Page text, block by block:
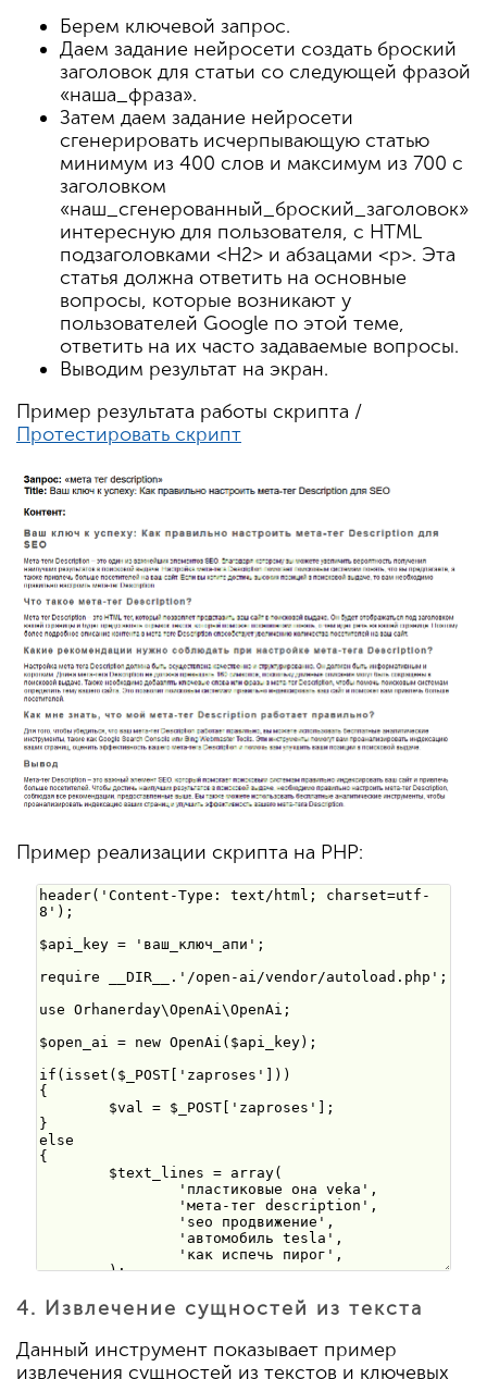
Берем ключевой запрос.
Даем задание нейросети создать броский
заголовок для статьи со следующей фразой
«наша_фраза».
Затем даем задание нейросети
сгенерировать исчерпывающую статью
минимум из 400 слов и максимум из 700 с
заголовком
«наш_сгенерованный_броский_заголовок»
интересную для пользователя, с HTML
подзаголовками <H2> и абзацами <p>. Эта
статья должна ответить на основные
вопросы, которые возникают у
пользователей Google по этой теме,
ответить на их часто задаваемые вопросы.
Выводим результат на экран.
Пример результата работы скрипта /
Протестировать скрипт
Пример реализации скрипта на PHP:
4. Извлечение сущностей из текста
Данный инструмент показывает пример
извлечения сущностей из текстов и ключевых